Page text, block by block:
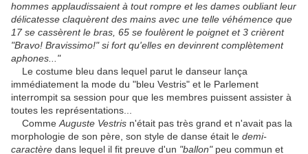
hommes applaudissaient à tout rompre et les dames oubliant leur
délicatesse claquèrent des mains avec une telle véhémence que
17 se cassèrent le bras, 65 se foulèrent le poignet et 3 crièrent
"Bravo! Bravissimo!" si fort qu'elles en devinrent complètement
aphones..."
Le costume bleu dans lequel parut le danseur lança
immédiatement la mode du "bleu Vestris" et le Parlement
interrompit sa session pour que les membres puissent assister à
toutes les représentations...
Comme Auguste Vestris n'était pas très grand et n'avait pas la
morphologie de son père, son style de danse était le demi-
caractère dans lequel il fit preuve d'un "ballon"peu commun et